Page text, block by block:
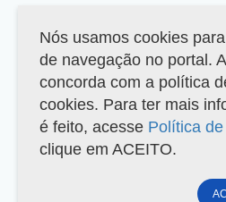
Nós usamos cookies
de navegação no portal.
concorda com a política
cookies. Para ter mais
é feito, acesse Política
clique em ACEITO.